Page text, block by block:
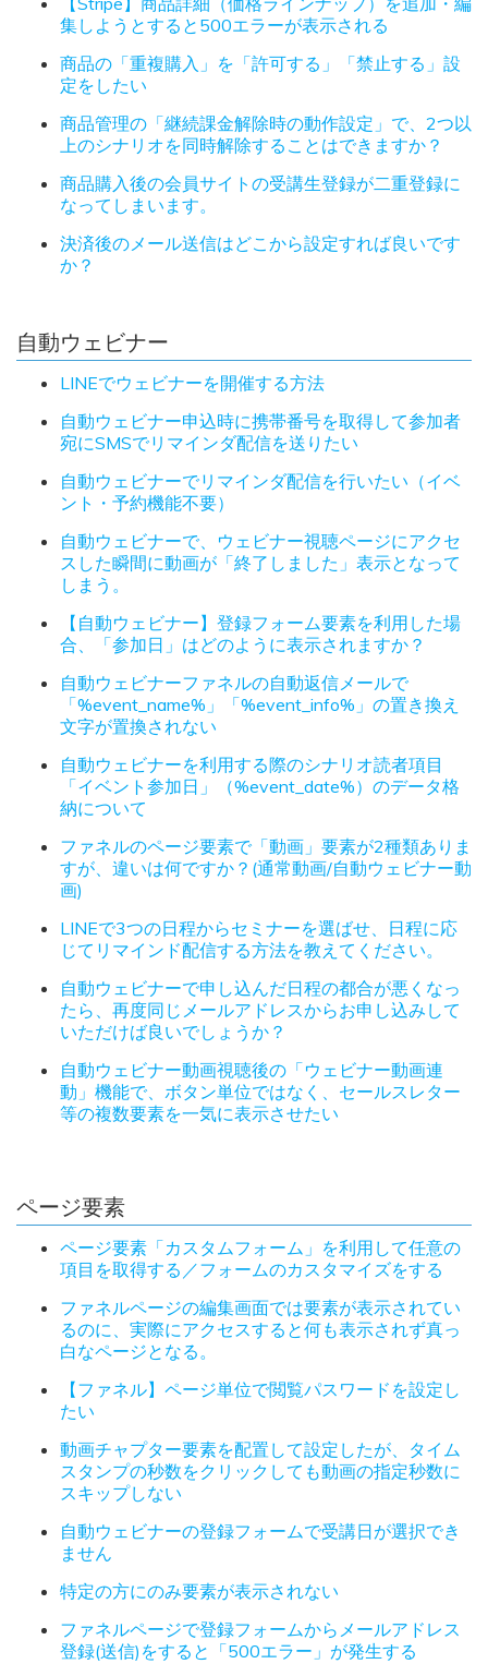
集しようとすると500エラーが表示される
商品の「重複購入」を「許可する」「禁止する」設
定をしたい
商品管理の「継続課金解除時の動作設定」で、2つ以
上のシナリオを同時解除することはできますか？
商品購入後の会員サイトの受講生登録が二重登録に
なってしまいます。
決済後のメール送信はどこから設定すれば良いです
か？
自動ウェビナー
LINEでウェビナーを開催する方法
自動ウェビナー申込時に携帯番号を取得して参加者
宛にSMSでリマインダ配信を送りたい
自動ウェビナーでリマインダ配信を行いたい（イベ
ント・予約機能不要）
自動ウェビナーで、ウェビナー視聴ページにアクセ
スした瞬間に動画が「終了しました」表示となって
しまう。
【自動ウェビナー】登録フォーム要素を利用した場
合、「参加日」はどのように表示されますか？
自動ウェビナーファネルの自動返信メールで
「%event_name%」「%event_info%」の置き換え
文字が置換されない
自動ウェビナーを利用する際のシナリオ読者項目
「イベント参加日」（%event_date%）のデータ格
納について
ファネルのページ要素で「動画」要素が2種類ありま
すが、違いは何ですか？(通常動画/自動ウェビナー動
画)
LINEで3つの日程からセミナーを選ばせ、日程に応
じてリマインド配信する方法を教えてください。
自動ウェビナーで申し込んだ日程の都合が悪くなっ
たら、再度同じメールアドレスからお申し込みして
いただけば良いでしょうか？
自動ウェビナー動画視聴後の「ウェビナー動画連
動」機能で、ボタン単位ではなく、セールスレター
等の複数要素を一気に表示させたい
ページ要素
ページ要素「カスタムフォーム」を利用して任意の
項目を取得する／フォームのカスタマイズをする
ファネルページの編集画面では要素が表示されてい
るのに、実際にアクセスすると何も表示されず真っ
白なページとなる。
【ファネル】ページ単位で閲覧パスワードを設定し
たい
動画チャプター要素を配置して設定したが、タイム
スタンプの秒数をクリックしても動画の指定秒数に
スキップしない
自動ウェビナーの登録フォームで受講日が選択でき
ません
特定の方にのみ要素が表示されない
ファネルページで登録フォームからメールアドレス
登録(送信)をすると「500エラー」が発生する